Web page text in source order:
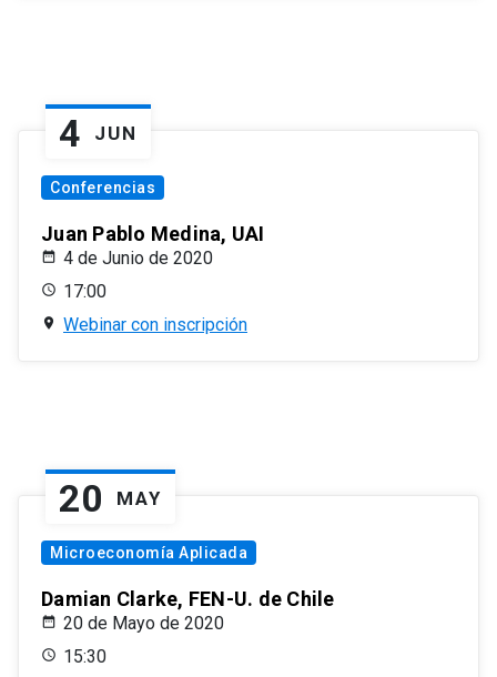
4 JUN
Conferencias
Juan Pablo Medina, UAI
4 de Junio de 2020
17:00
Webinar con inscripción
20 MAY
Microeconomía Aplicada
Damian Clarke, FEN-U. de Chile
20 de Mayo de 2020
15:30